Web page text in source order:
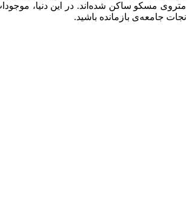
متروی مسکو ساکن شده‌اند. در این دنیا،
نجات جامعه‌ی بازمانده باشید.